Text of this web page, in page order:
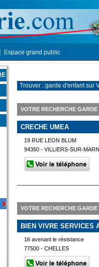
Espace grand public
Trouver : garde d'enfant sur
VOTRE RECHERCHE
CRECHE UMEA
19 RUE LEON BLUM
94350 - VILLIERS-SUR-
VOTRE RECHERCHE
BIEN VIVRE SERVICES
16 avenant le résistance
77500 - CHELLES